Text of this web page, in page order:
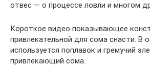
отвес — о процессе ловли и многом
Короткое видео показывающее
привлекательной для сома снасти. В
используется поплавок и гремучий
привлекающий сома.